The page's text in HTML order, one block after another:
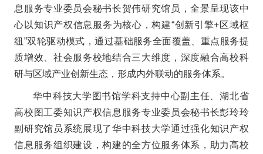
息服务专业委员会秘书长贺伟研究馆员，全景呈现该中
心以知识产权信息服务为核心，构建“创新引擎+区域枢
纽”双轮驱动模式，通过基础服务全面覆盖、重点服务提
质增效、社会服务校地结合三大维度，深度融合高校科
研与区域产业创新生态，形成内外联动的服务体系。
华中科技大学图书馆学科支持中心副主任、湖北省
高校图工委知识产权信息服务专业委员会秘书长彭玲玲
副研究馆员系统展现了华中科技大学通过强化知识产权
信息服务组织建设，构建的全方位服务体系，助力高校